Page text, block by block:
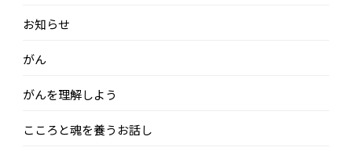
お知らせ
がん
がんを理解しよう
こころと魂を養うお話し